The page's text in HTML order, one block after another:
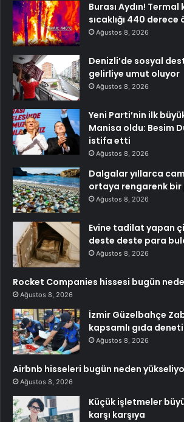
Burası Aydın!
sıcaklığı 440 derece
Ağustos 8, 2026
Denizli’de sosyal
gelirliye umut oluyor
Ağustos 8, 2026
Yeni Parti’nin ilk
Manisa oldu: Besim
istifa etti
Ağustos 8, 2026
Dalgalar yıllarca
ortaya rengarenk bir
Ağustos 8, 2026
Evine tadilat yapan
deste deste para
Ağustos 8, 2026
Rocket Companies hissesi bugün
Ağustos 8, 2026
İzmir Güzelbahçe
kapsamlı gıda
Ağustos 8, 2026
Airbnb hisseleri bugün neden
Ağustos 8, 2026
Küçük işletmeler
karşı karşıya